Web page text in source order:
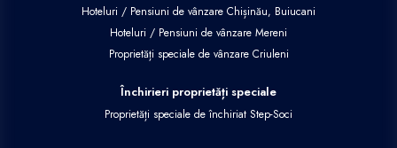
Hoteluri / Pensiuni de vânzare Chișinău, Buiucani
Hoteluri / Pensiuni de vânzare Mereni
Proprietăți speciale de vânzare Criuleni
Închirieri proprietăți speciale
Proprietăți speciale de închiriat Step-Soci